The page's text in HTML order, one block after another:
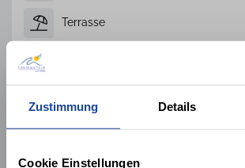
Zustimmung Details
Cookie Einstellungen
Terrasse
Nichtraucher